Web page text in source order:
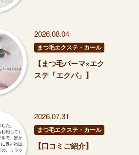
2026.08.04
まつ毛エクステ・カール
【まつ毛パーマ×エク
ステ「エクパ」】
2026.07.31
まつ毛エクステ・カール
【口コミご紹介】